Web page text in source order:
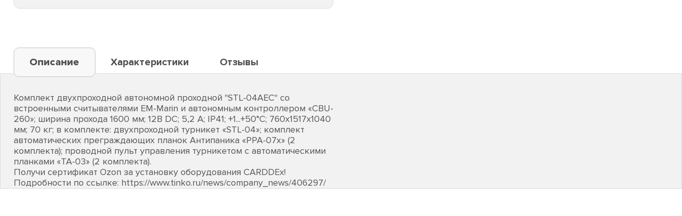
Описание Характеристики Отзывы
Комплект двухпроходной автономной проходной "STL-04AEC" со
встроенными считывателями EM-Marin и автономным контроллером «CBU-
260»; ширина прохода 1600 мм; 12В DC; 5,2 А; IP41; +1...+50°C; 760х1517х1040
мм; 70 кг; в комплекте: двухпроходной турникет «STL-04»; комплект
автоматических преграждающих планок Антипаника «PPA-07х» (2
комплекта); проводной пульт управления турникетом с автоматическими
планками «TA-03» (2 комплекта).
Получи сертификат Ozon за установку оборудования CARDDEх!
Подробности по ссылке: https://www.tinko.ru/news/company_news/406297/